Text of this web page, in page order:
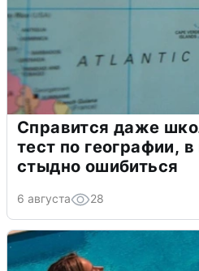
Справится даже
тест по географии,
стыдно ошибиться
6 августа 28